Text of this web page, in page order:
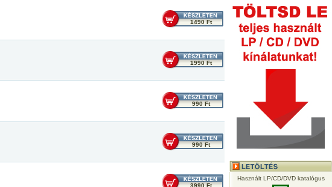
1490 Ft
1990 Ft
990 Ft
990 Ft
3990 Ft
Használt LP/CD/DVD katalógus